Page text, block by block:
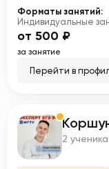
Форматы занятий:
Индивидуальные
от 500 ₽
за занятие
Перейти в
К 2 ученика